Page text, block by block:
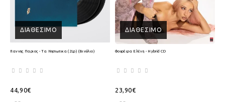
ΔΙΑΘΈΣΙΜΟ
Γιαννης Παριος - Τα Νησιωτικα (2Lp) (Βινύλιο)
44,90€
ΔΙΑΘΈΣΙΜΟ
Φουρέιρα Ελένη - Hybrid CD
23,90€